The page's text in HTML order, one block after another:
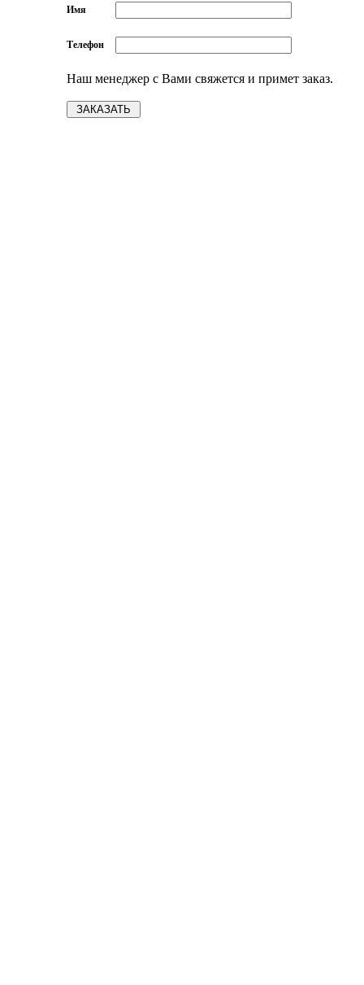
Имя
Телефон
Наш менеджер с Вами свяжется и примет заказ.